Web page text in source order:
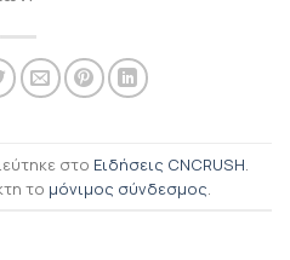
στο Ειδήσεις CNCRUSH
το μόνιμος σύνδεσμος